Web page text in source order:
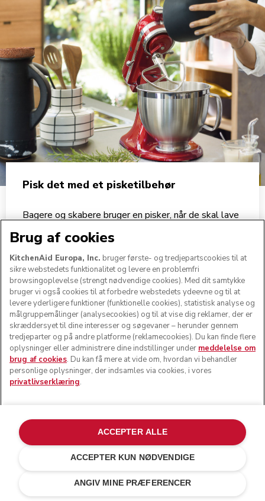
Pisk det med et pisketilbehør
Bagere og skabere bruger en pisker, når de skal lave
der også kaldes en fladpisker, kombinerer
du vælger, kan du røre, blande, rive, mose og piske.
SE PISKERIS
14 dages gratis returnering
Få 5 % rabat, når du tilmelder dig
Brug af cookies
KitchenAid Europa, Inc. bruger første- og tredjepartscookies til at
sikre webstedets funktionalitet og levere en problemfri
browsingoplevelse (strengt nødvendige cookies). Med dit samtykke
bruger vi også cookies til at forbedre webstedets ydeevne og til at
levere yderligere funktioner (funktionelle cookies), statistisk analyse og
målgruppemålinger (analysecookies) og til at vise dig reklamer, der er
skræddersyet til dine interesser og søgevaner – herunder gennem
tredjeparter og på andre platforme (reklamecookies). Du kan finde flere
oplysninger eller administrere dine indstillinger under meddelelse om
brug af cookies. Du kan få mere at vide om, hvordan vi behandler
personlige oplysninger, der indsamles via cookies, i vores
privatlivserklæring.
ANGIV MINE PRÆFERENCER
ACCEPTER KUN NØDVENDIGE
ACCEPTER ALLE